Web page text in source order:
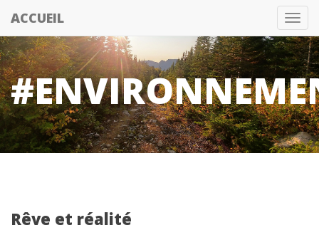
ACCUEIL
Rêve et réalité